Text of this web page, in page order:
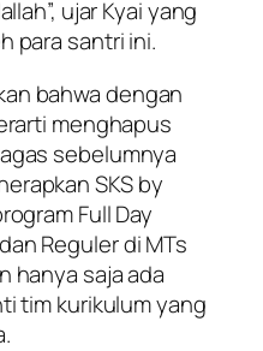
ujar Kyai yang
para santri ini.
bahwa dengan
menghapus
sebelumnya
SKS by
Full Day
Reguler di MTs
hanya saja ada
tim kurikulum yang